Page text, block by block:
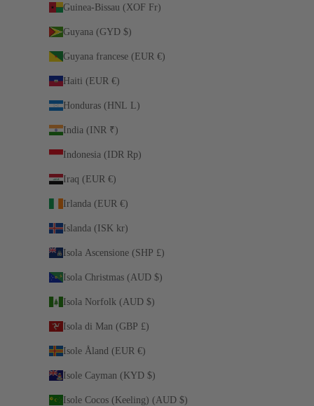
Guinea-Bissau (XOF Fr)
Guyana (GYD $)
Guyana francese (EUR €)
Haiti (EUR €)
Honduras (HNL L)
India (INR ₹)
Indonesia (IDR Rp)
Iraq (EUR €)
Irlanda (EUR €)
Islanda (ISK kr)
Isola Ascensione (SHP £)
Isola Christmas (AUD $)
Isola Norfolk (AUD $)
Isola di Man (GBP £)
Isole Åland (EUR €)
Isole Cayman (KYD $)
Isole Cocos (Keeling) (AUD $)